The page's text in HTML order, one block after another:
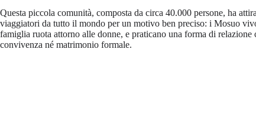
Questa piccola comunità, composta da circa 40.000 persone, ha
viaggiatori da tutto il mondo per un motivo ben preciso: i Mosuo
famiglia ruota attorno alle donne, e praticano una forma di relazione
convivenza né matrimonio formale.